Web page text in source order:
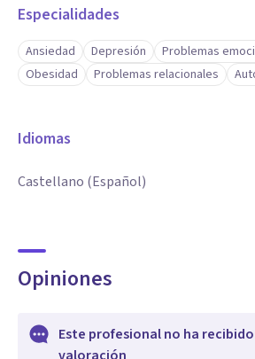
Especialidades
Ansiedad Depresión Problemas
Obesidad
Problemas relacionales
Idiomas
Castellano (Español)
Opiniones
Este profesional no ha